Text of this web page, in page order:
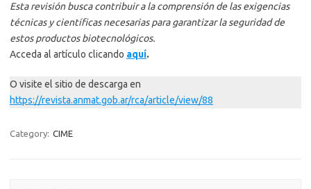
Esta revisión busca contribuir a la comprensión de las exigencias
técnicas y científicas necesarias para garantizar la seguridad de
estos productos biotecnológicos.
Acceda al artículo clicando aquí.
O visite el sitio de descarga en
https://revista.anmat.gob.ar/rca/article/view/88
Category: CIME